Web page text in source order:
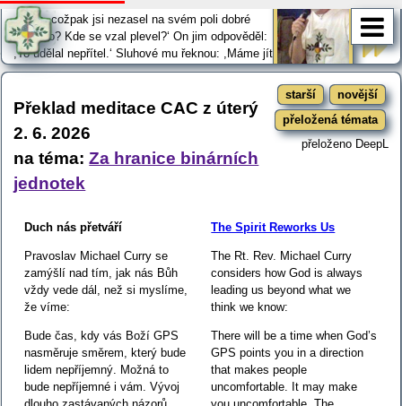
,Pane, cožpak jsi nezasel na svém poli dobré
semeno? Kde se vzal plevel?‘ On jim odpověděl:
,To udělal nepřítel.‘ Sluhové mu řeknou: ,Máme jít
a plevel vytrhat?‘ On však odpoví: ,Ne, protože
Nechte, ať spolu roste obojí až do žně; a v čas žně …
starší
novější
přeložená témata
přeloženo DeepL
Překlad meditace CAC z úterý
2. 6. 2026
na téma:Za hranice binárních
jednotek
Duch nás přetváří
Pravoslav Michael Curry se
zamýšlí nad tím, jak nás Bůh
vždy vede dál, než si myslíme,
že víme:
Bude čas, kdy vás Boží GPS
nasměruje směrem, který bude
lidem nepříjemný. Možná to
bude nepříjemné i vám. Vývoj
The Spirit Reworks Us
The Rt. Rev. Michael Curry
considers how God is always
leading us beyond what we
think we know:
There will be a time when God’s
GPS points you in a direction
that makes people
uncomfortable. It may make